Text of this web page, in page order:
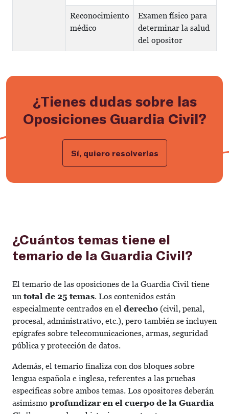
Reconocimiento
médico
Examen físico para
determinar la salud
del opositor
¿Tienes dudas sobre las
Oposiciones Guardia Civil?
Sí, quiero resolverlas
¿Cuántos temas tiene el
temario de la Guardia Civil?
El temario de las oposiciones de la Guardia Civil tiene
un total de 25 temas. Los contenidos están
especialmente centrados en el derecho (civil, penal,
procesal, administrativo, etc.), pero también se incluyen
epígrafes sobre telecomunicaciones, armas, seguridad
pública y protección de datos.
Además, el temario finaliza con dos bloques sobre
lengua española e inglesa, referentes a las pruebas
específicas sobre ambos temas. Los opositores deberán
asimismo profundizar en el cuerpo de la Guardia